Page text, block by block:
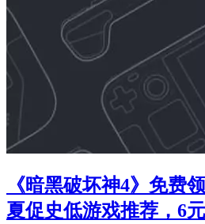
《暗黑破坏神4》免费
夏促史低游戏推荐，6